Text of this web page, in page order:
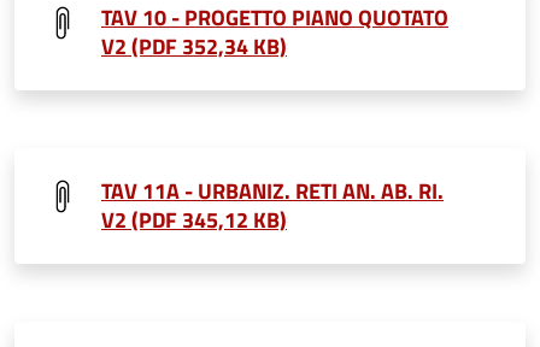
TAV 10 - PROGETTO PIANO QUOTATO
V2 (PDF 352,34 KB)
TAV 11A - URBANIZ. RETI AN. AB. RI.
V2 (PDF 345,12 KB)